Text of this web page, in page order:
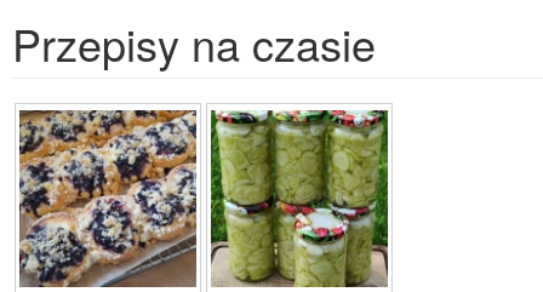
Przepisy na czasie